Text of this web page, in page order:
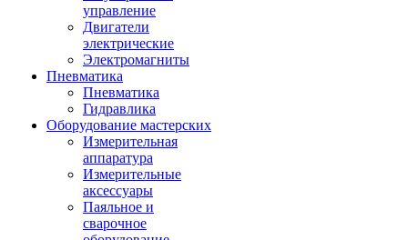
управление
Двигатели
электрические
Электромагниты
Пневматика
Пневматика
Гидравлика
Оборудование мастерских
Измерительная
аппаратура
Измерительные
аксессуары
Паяльное и
сварочное